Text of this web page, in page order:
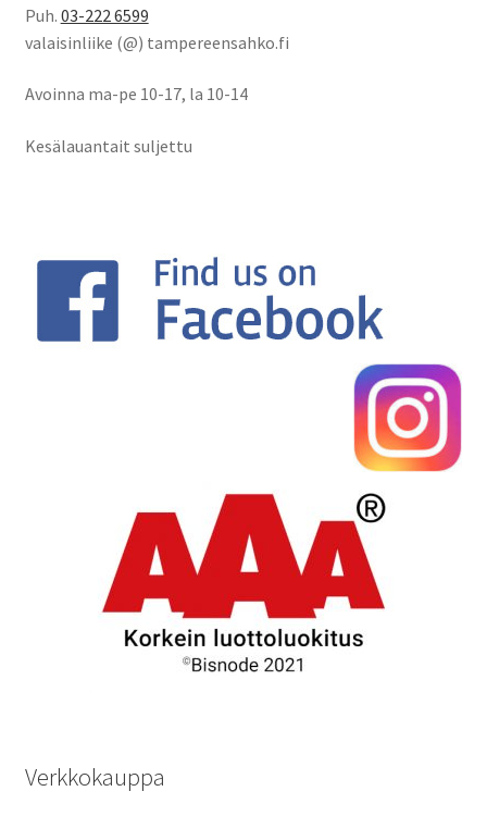
Puh. 03-222 6599
valaisinliike (@) tampereensahko.fi
Avoinna ma-pe 10-17, la 10-14
Kesälauantait suljettu
Verkkokauppa